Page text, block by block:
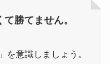
勝てません。
を意識しましょう。